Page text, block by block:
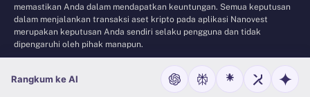
memastikan Anda dalam mendapatkan keuntungan. Semua keputusan
dalam menjalankan transaksi aset kripto pada aplikasi Nanovest
merupakan keputusan Anda sendiri selaku pengguna dan tidak
dipengaruhi oleh pihak manapun.
Rangkum ke AI